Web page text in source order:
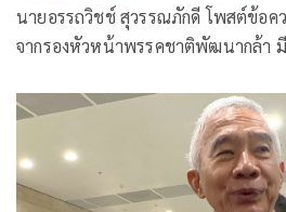
นายอรรถวิชช์ สุวรรณภักดี โพสต์ข้อค
จากรองหัวหน้าพรรคชาติพัฒนากล้า